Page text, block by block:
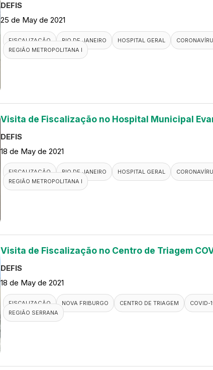
DEFIS
25 de May de 2021
FISCALIZAÇÃO RIO DE JANEIRO HOSPITAL GERAL
REGIÃO METROPOLITANA I
Visita de Fiscalização no Hospital Municipal
DEFIS
18 de May de 2021
FISCALIZAÇÃO RIO DE JANEIRO HOSPITAL GERAL
REGIÃO METROPOLITANA I
Visita de Fiscalização no Centro de Triagem
DEFIS
18 de May de 2021
FISCALIZAÇÃO NOVA FRIBURGO CENTRO DE TRIAGEM COVID-
REGIÃO SERRANA